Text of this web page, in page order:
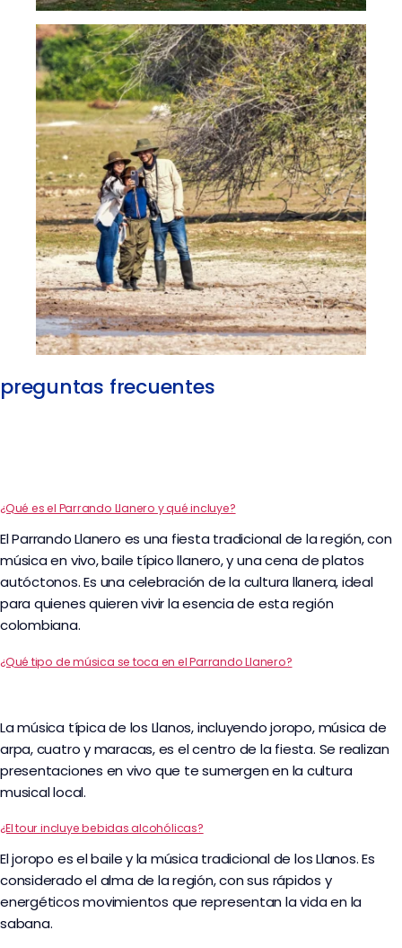
preguntas frecuentes
¿Qué es el Parrando Llanero y qué incluye?
El Parrando Llanero es una fiesta tradicional de la región, con
música en vivo, baile típico llanero, y una cena de platos
autóctonos. Es una celebración de la cultura llanera, ideal
para quienes quieren vivir la esencia de esta región
colombiana.
¿Qué tipo de música se toca en el Parrando Llanero?
La música típica de los Llanos, incluyendo joropo, música de
arpa, cuatro y maracas, es el centro de la fiesta. Se realizan
presentaciones en vivo que te sumergen en la cultura
musical local.
¿El tour incluye bebidas alcohólicas?
El joropo es el baile y la música tradicional de los Llanos. Es
considerado el alma de la región, con sus rápidos y
energéticos movimientos que representan la vida en la
sabana.